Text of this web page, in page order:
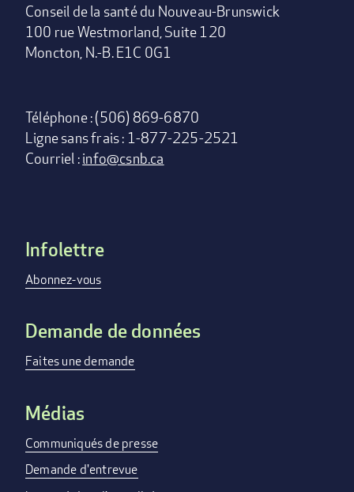
Conseil de la santé du Nouveau-Brunswick
100 rue Westmorland, Suite 120
Moncton, N.-B. E1C 0G1
Téléphone : (506) 869-6870
Ligne sans frais : 1-877-225-2521
Courriel :info@csnb.ca
Footer
menu
Infolettre
Abonnez-vous
Demande de données
Faites une demande
Médias
Communiqués de presse
Demande d'entrevue